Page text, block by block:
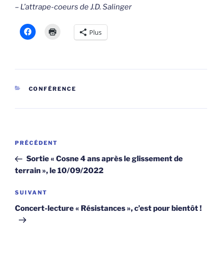
– L’attrape-coeurs de J.D. Salinger
Plus
CATÉGORIES
CONFÉRENCE
Navigation
l’article
Article
précédent
PRÉCÉDENT
Sortie « Cosne 4 ans après le glissement de
terrain », le 10/09/2022
Article
suivant
SUIVANT
Concert-lecture « Résistances », c’est pour bientôt !